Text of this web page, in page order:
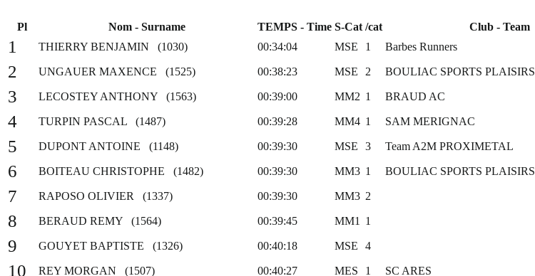
Pl Nom - Surname TEMPS - Time S-Cat /cat Club - Team
1 THIERRY BENJAMIN (1030) 00:34:04 MSE 1 Barbes Runners
2 UNGAUER MAXENCE (1525) 00:38:23 MSE 2 BOULIAC SPORTS PLAISIRS
3 LECOSTEY ANTHONY (1563) 00:39:00 MM2 1 BRAUD AC
4 TURPIN PASCAL (1487) 00:39:28 MM4 1 SAM MERIGNAC
5 DUPONT ANTOINE (1148) 00:39:30 MSE 3 Team A2M PROXIMETAL
6 BOITEAU CHRISTOPHE (1482) 00:39:30 MM3 1 BOULIAC SPORTS PLAISIRS
7 RAPOSO OLIVIER (1337) 00:39:30 MM3 2
8 BERAUD REMY (1564) 00:39:45 MM1 1
9 GOUYET BAPTISTE (1326) 00:40:18 MSE 4
10 REY MORGAN (1507) 00:40:27 MES 1 SC ARES